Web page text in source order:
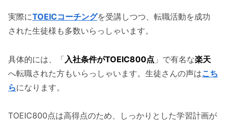
実際にTOEICコーチングを受講しつつ、転職活動を成功
された生徒様も多数いらっしゃいます。
具体的には、「 入社条件がTOEIC800点 」で有名な楽天
へ転職された方もいらっしゃいます。生徒さんの声はこち
らになります。
TOEIC800点は高得点のため、しっかりとした学習計画が